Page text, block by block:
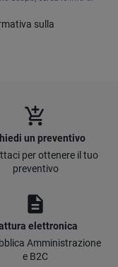
sulla
add_shopping_cart
un preventivo
per ottenere il tuo
preventivo
description
elettronica
Amministrazione
e B2C